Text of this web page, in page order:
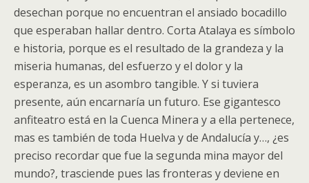
desechan porque no encuentran el ansiado bocadillo
que esperaban hallar dentro. Corta Atalaya es símbolo
e historia, porque es el resultado de la grandeza y la
miseria humanas, del esfuerzo y el dolor y la
esperanza, es un asombro tangible. Y si tuviera
presente, aún encarnaría un futuro. Ese gigantesco
anfiteatro está en la Cuenca Minera y a ella pertenece,
mas es también de toda Huelva y de Andalucía y…, ¿es
preciso recordar que fue la segunda mina mayor del
mundo?, trasciende pues las fronteras y deviene en